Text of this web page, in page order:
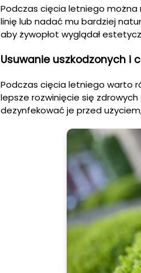
Podczas cięcia letniego można
linię lub nadać mu bardziej
aby żywopłot wyglądał
Usuwanie uszkodzonych i
Podczas cięcia letniego warto
lepsze rozwinięcie się
dezynfekować je przed